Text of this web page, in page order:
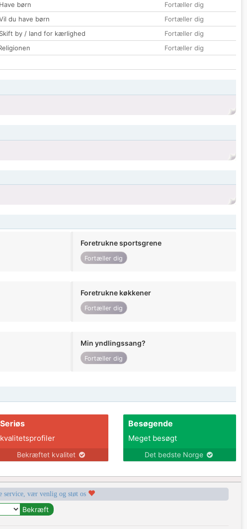
Have børn
Fortæller dig
du have børn
Fortæller dig
Skift by / land for kærlighed
Fortæller dig
Fortæller dig
Foretrukne sportsgrene
Fortæller dig
Foretrukne køkkener
Fortæller dig
Min yndlingssang?
Fortæller dig
Seriøs
kvalitetsprofiler
Bekræftet kvalitet
Besøgende
Meget besøgt
Det bedste Norge
service, vær venlig og støt os